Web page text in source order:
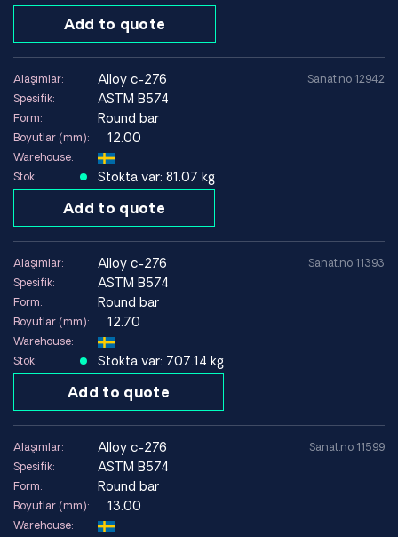
Add to quote
Alaşımlar: alloy c-276
Spesifik: ASTM B574
Form: Round bar
Boyutlar (mm): 12.00
Warehouse:
Stok:
Stokta var: 81.07 kg
Add to quote
Sanat.no 12942
Alaşımlar: alloy c-276
Spesifik: ASTM B574
Form: Round bar
Boyutlar (mm): 12.70
Warehouse:
Stok:
Stokta var: 707.14 kg
Add to quote
Sanat.no 11393
Alaşımlar: alloy c-276
Spesifik: ASTM B574
Form: Round bar
Boyutlar (mm): 13.00
Warehouse:
Sanat.no 11599